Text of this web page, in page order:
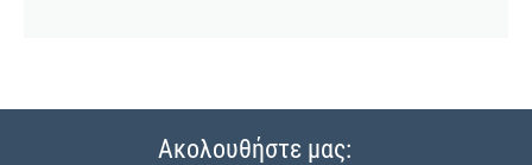
Ακολουθήστε μας: